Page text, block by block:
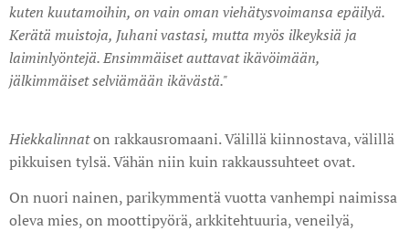
kuten kuutamoihin, on vain oman viehätysvoimansa epäilyä.
Kerätä muistoja, Juhani vastasi, mutta myös ilkeyksiä ja
laimin­lyöntejä. Ensimmäiset auttavat ikävöimään,
jälkimmäiset selviämään ikävästä."
Hiekkalinnaton rakkausromaani. Välillä kiinnostava, välillä
pikkuisen tylsä. Vähän niin kuin rakkaussuhteet ovat.
On nuori nainen, parikymmentä vuotta vanhempi naimissa
oleva mies, on moottipyörä, arkkitehtuuria, veneilyä,